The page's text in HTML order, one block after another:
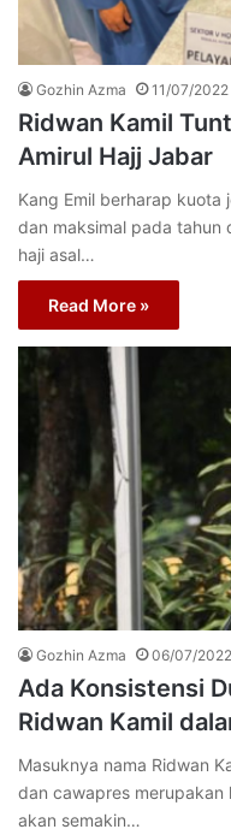
Gozhin Azma 11/07/2022
Ridwan Kamil
Amirul Hajj Jabar
Kang Emil berharap kuota
dan maksimal pada tahun
haji asal…
Read More »
Gozhin Azma 06/07/2022
Ada Konsistensi
Ridwan Kamil
Masuknya nama Ridwan
dan cawapres merupakan
akan semakin…